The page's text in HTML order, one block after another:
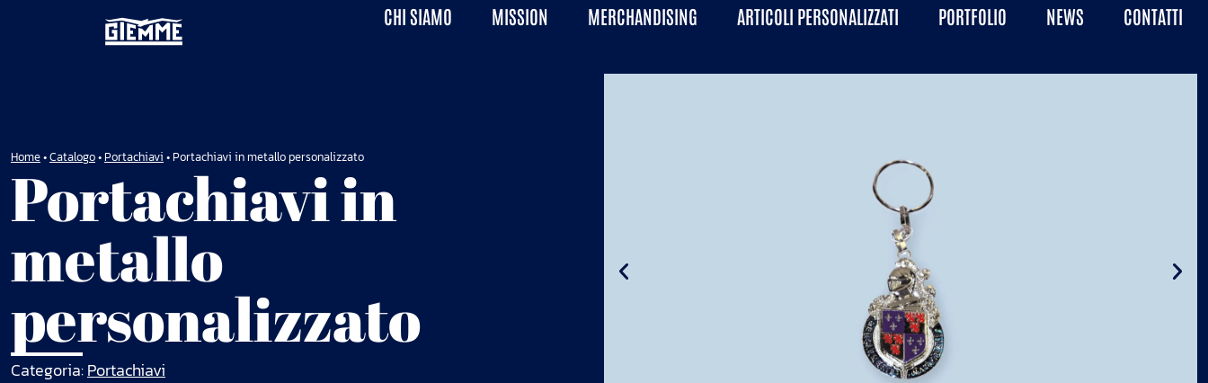
CHI SIAMO MISSION MERCHANDISING ARTICOLI PERSONALIZZATI PORTFOLIO NEWS CONTATTI
Home•Catalogo•Portachiavi •Portachiavi in metallo personalizzato
Portachiavi in
metallo
personalizzato
Categoria:Portachiavi